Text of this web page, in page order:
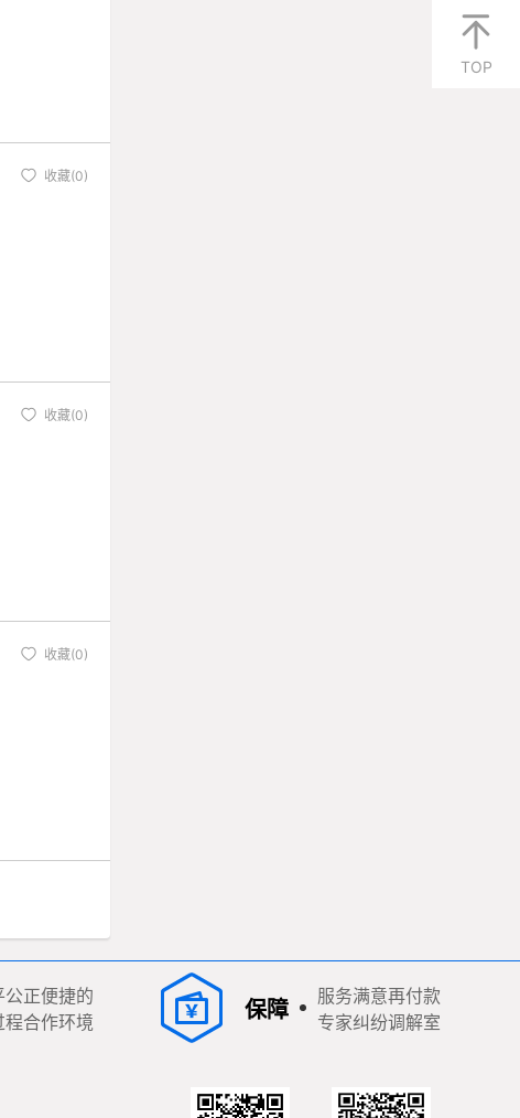
收藏(0)
收藏(0)
收藏(0)
公正便捷的
程合作环境
保障
服务满意再付款
专家纠纷调解室
TOP